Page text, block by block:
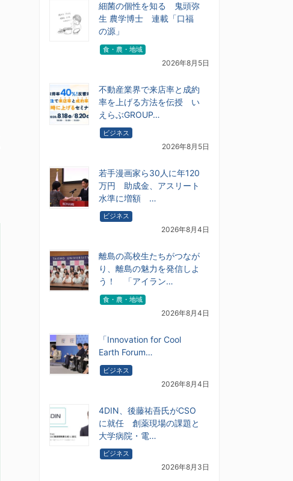
細菌の個性を知る 鬼頭弥
生 農学博士 連載「口福
の源」
食・農・地域
2026年8月5日
不動産業界で来店率と成約
率を上げる方法を伝授 い
えらぶGROUP…
ビジネス
2026年8月5日
若手漫画家ら30人に年120
万円 助成金、アスリート
水準に増額 …
ビジネス
2026年8月4日
離島の高校生たちがつなが
り、離島の魅力を発信しよ
う！ 「アイラン…
食・農・地域
2026年8月4日
「Innovation for Cool
Earth Forum…
ビジネス
2026年8月4日
4DIN、後藤祐吾氏がCSO
に就任 創薬現場の課題と
大学病院・電…
ビジネス
2026年8月3日